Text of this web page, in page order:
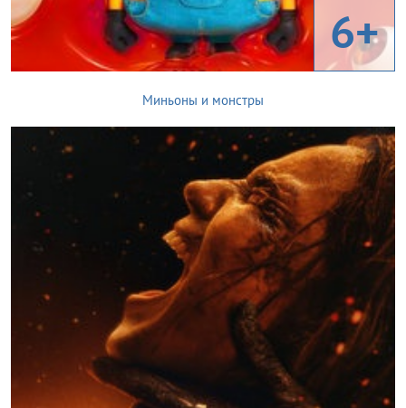
6+
Миньоны и монстры